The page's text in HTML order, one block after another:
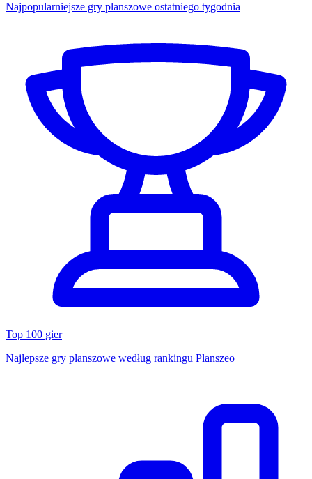
Najpopularniejsze gry planszowe ostatniego tygodnia
Top 100 gier
Najlepsze gry planszowe według rankingu Planszeo